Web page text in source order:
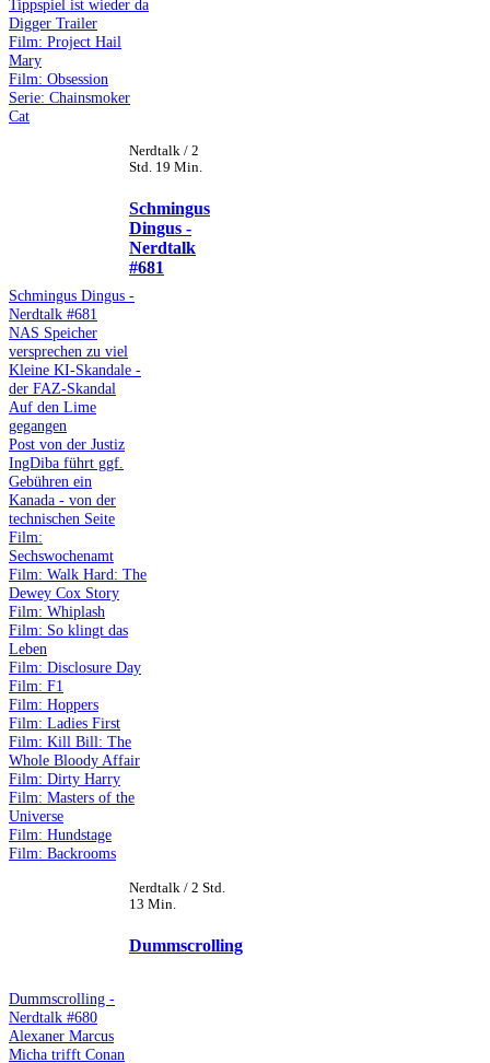
Tippspiel ist wieder da
Digger Trailer
Film: Project Hail
Mary
Film: Obsession
Serie: Chainsmoker
Cat
Nerdtalk / 2
Std. 19 Min.
Schmingus
Dingus -
Nerdtalk
#681
Schmingus Dingus -
Nerdtalk #681
NAS Speicher
versprechen zu viel
Kleine KI-Skandale -
der FAZ-Skandal
Auf den Lime
gegangen
Post von der Justiz
IngDiba führt ggf.
Gebühren ein
Kanada - von der
technischen Seite
Film:
Sechswochenamt
Film: Walk Hard: The
Dewey Cox Story
Film: Whiplash
Film: So klingt das
Leben
Film: Disclosure Day
Film: F1
Film: Hoppers
Film: Ladies First
Film: Kill Bill: The
Whole Bloody Affair
Film: Dirty Harry
Film: Masters of the
Universe
Film: Hundstage
Film: Backrooms
Nerdtalk / 2 Std.
13 Min.
Dummscrolling
Dummscrolling -
Nerdtalk #680
Alexaner Marcus
Micha trifft Conan